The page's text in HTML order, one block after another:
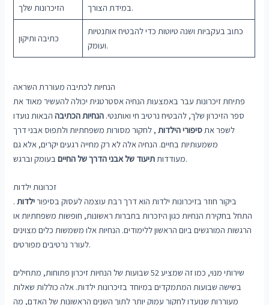
הזיכרונות שלך
במידת הצורך.
כתיבה ותיקון
כתוב בעקביות ושנה טיוטות כדי להבטיח אותנטיות
ועומק.
הנחיות לכתיבה מעוררת השראה
פתיחת זיכרונות עבר באמצעות הנחיה אסטרטגית יכולה להעשיר מאוד את
ספר הזיכרון שלך, להבטיח נרטיב חי ואותנטי. הנחיות הכתיבההבאות נועדו
לשפר את סיפורי הילדות, לחקור מסורות משפחתיות ולתפוס אבני דרך
משמעותיות בחיים. הנחיה אלה לא רק מחייה רגעים יקרים, אלא גם
מעודדות תיעוד של אבני הדרך של החיים בעומק וברגש.
זכרונות ילדות
ביקור חוזר בזיכרונות ילדות הוא דרך רבת עוצמה לעסוק בסיפורילדות.
התחל בחקירת הנחיות כגון היזכרות בחברות ראשונות, חופשות משפחתיות או
הרגשות המורגשים ביום הראשון ללימודים. הנחיות אלו משמשות כלים מצוינים
לעורר נרטיבים מפורטים.
שירותי מנוי, כמו זה שמציע 52 שבועות של הנחיות זיכרון פתוחות, מתחילים
בשישה שבועות המתמקדים במיוחד בזיכרונות ילדות. אלה כוללות שאלות
מעוררות שנועדו לחקור עמוק יותר לתוך השנים הראשונות של האדם, מה